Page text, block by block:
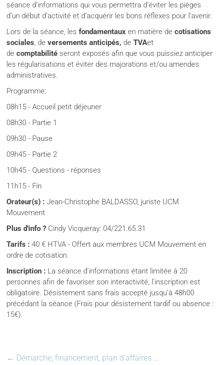
séance d’informations qui vous permettra d’éviter les pièges
d’un début d’activité et d’acquérir les bons réflexes pour l’avenir.
Lors de la séance, lesfondamentauxen matière decotisations
sociales, deversements anticipés, deTVAet
decomptabilité seront exposés afin que vous puissiez anticiper
les régularisations et éviter des majorations et/ou amendes
administratives.
Programme:
08h15 - Accueil petit déjeuner
08h30 - Partie 1
09h30 - Pause
09h45 - Partie 2
10h45 - Questions - réponses
11h15 - Fin
Orateur(s) :Jean-Christophe BALDASSO, juriste UCM
Mouvement
Plus d'info ? Cindy Vicqueray: 04/221.65.31
Tarifs :40 € HTVA - Offert aux membres UCM Mouvement en
ordre de cotisation.
Inscription : La séance d’informations étant limitée à 20
personnes afin de favoriser son interactivité, l’inscription est
obligatoire. Désistement sans frais accepté jusqu’à 48h00
précédant la séance (Frais pour désistement tardif ou absence :
15€).
← Démarche, financement, plan d’affaires …